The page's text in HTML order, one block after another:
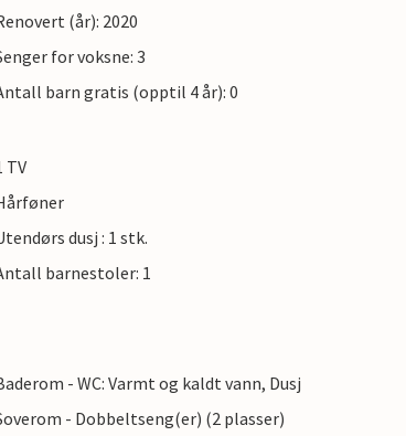
(år): 2020
for voksne: 3
barn gratis (opptil 4 år): 0
TV
dusj : 1 stk.
barnestoler: 1
- WC: Varmt og kaldt vann, Dusj
- Dobbeltseng(er) (2 plasser)